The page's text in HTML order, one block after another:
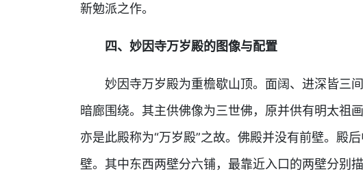
新勉派之作。
四、妙因寺万岁殿的图像与配置
妙因寺万岁殿为重檐歇山顶。面阔、进深皆三
暗廊围绕。其主供佛像为三世佛，原并供有明太祖
亦是此殿称为“万岁殿”之故。佛殿并没有前壁。殿
壁。其中东西两壁分六铺，最靠近入口的两壁分别